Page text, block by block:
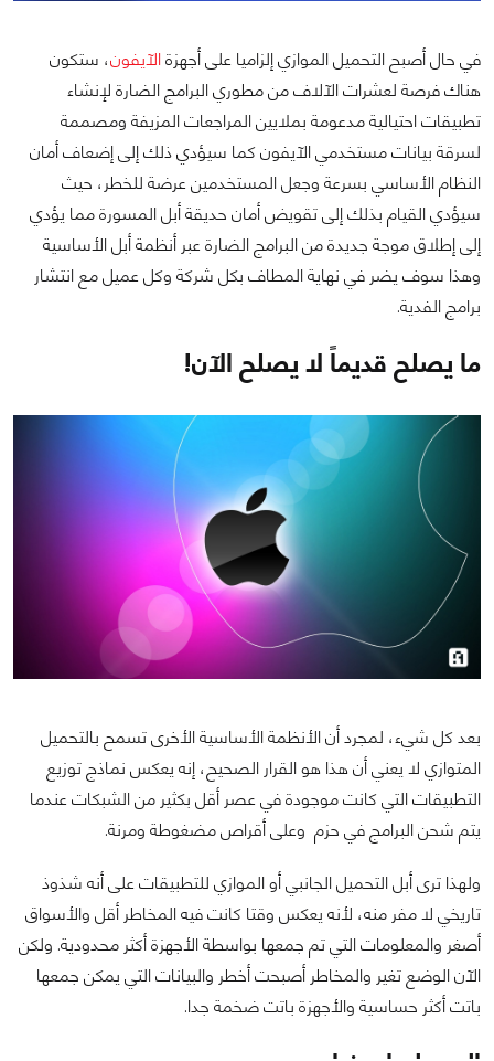
في حال أصبح التحميل الموازي إلزاميا على أجهزةالآيفون، ستكون
هناك فرصة لعشرات الآلاف من مطوري البرامج الضارة لإنشاء
تطبيقات احتيالية مدعومة بملايين المراجعات المزيفة ومصممة
لسرقة بيانات مستخدمي الآيفون كما سيؤدي ذلك إلى إضعاف أمان
النظام الأساسي بسرعة وجعل المستخدمين عرضة للخطر، حيث
سيؤدي القيام بذلك إلى تقويض أمان حديقة أبل المسورة مما يؤدي
إلى إطلاق موجة جديدة من البرامج الضارة عبر أنظمة أبل الأساسية
وهذا سوف يضر في نهاية المطاف بكل شركة وكل عميل مع انتشار
برامج الفدية.
ما يصلح قديماً لا يصلح الآن!
بعد كل شيء، لمجرد أن الأنظمة الأساسية الأخرى تسمح بالتحميل
المتوازي لا يعني أن هذا هو القرار الصحيح، إنه يعكس نماذج توزيع
التطبيقات التي كانت موجودة في عصر أقل بكثير من الشبكات عندما
يتم شحن البرامج في حزم وعلى أقراص مضغوطة ومرنة.
ولهذا ترى أبل التحميل الجانبي أو الموازي للتطبيقات على أنه شذوذ
تاريخي لا مفر منه، لأنه يعكس وقتا كانت فيه المخاطر أقل والأسواق
أصغر والمعلومات التي تم جمعها بواسطة الأجهزة أكثر محدودية. ولكن
الآن الوضع تغير والمخاطر أصبحت أخطر والبيانات التي يمكن جمعها
باتت أكثر حساسية والأجهزة باتت ضخمة جدا.